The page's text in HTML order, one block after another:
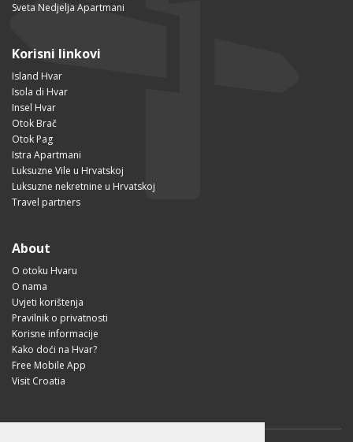
Sveta Nedjelja Apartmani
Korisni linkovi
Island Hvar
Isola di Hvar
Insel Hvar
Otok Brač
Otok Pag
Istra Apartmani
Luksuzne Vile u Hrvatskoj
Luksuzne nekretnine u Hrvatskoj
Travel partners
About
O otoku Hvaru
O nama
Uvjeti korištenja
Pravilnik o privatnosti
Korisne informacije
Kako doći na Hvar?
Free Mobile App
Visit Croatia